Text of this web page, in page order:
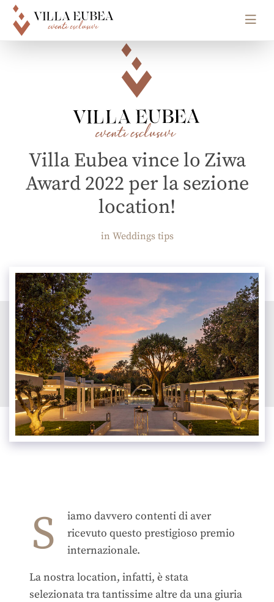
Main Navigation
Villa Eubea vince lo Ziwa
Award 2022 per la sezione
location!
in Weddings tips
S
iamo davvero contenti di aver
ricevuto questo prestigioso premio
internazionale.
La nostra location, infatti, è stata
selezionata tra tantissime altre da una giuria